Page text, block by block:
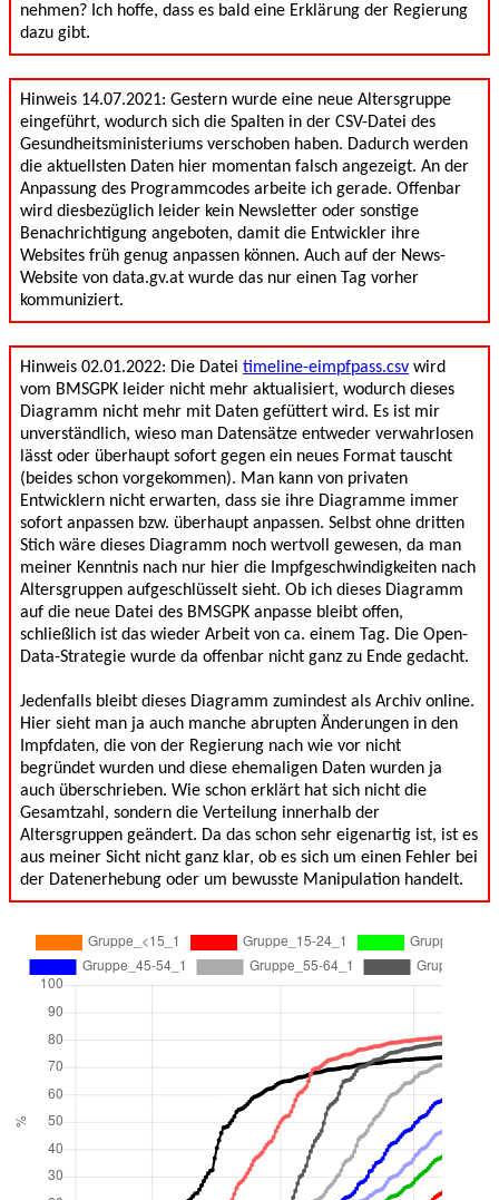
nehmen? Ich hoffe, dass es bald eine Erklärung der Regierung
dazu gibt.
Hinweis 14.07.2021: Gestern wurde eine neue Altersgruppe
eingeführt, wodurch sich die Spalten in der CSV-Datei des
Gesundheitsministeriums verschoben haben. Dadurch werden
die aktuellsten Daten hier momentan falsch angezeigt. An der
Anpassung des Programmcodes arbeite ich gerade. Offenbar
wird diesbezüglich leider kein Newsletter oder sonstige
Benachrichtigung angeboten, damit die Entwickler ihre
Websites früh genug anpassen können. Auch auf der News-
Website von data.gv.at wurde das nur einen Tag vorher
kommuniziert.
Hinweis 02.01.2022: Die Datei timeline-eimpfpass.csv wird
vom BMSGPK leider nicht mehr aktualisiert, wodurch dieses
Diagramm nicht mehr mit Daten gefüttert wird. Es ist mir
unverständlich, wieso man Datensätze entweder verwahrlosen
lässt oder überhaupt sofort gegen ein neues Format tauscht
(beides schon vorgekommen). Man kann von privaten
Entwicklern nicht erwarten, dass sie ihre Diagramme immer
sofort anpassen bzw. überhaupt anpassen. Selbst ohne dritten
Stich wäre dieses Diagramm noch wertvoll gewesen, da man
meiner Kenntnis nach nur hier die Impfgeschwindigkeiten nach
Altersgruppen aufgeschlüsselt sieht. Ob ich dieses Diagramm
auf die neue Datei des BMSGPK anpasse bleibt offen,
schließlich ist das wieder Arbeit von ca. einem Tag. Die Open-
Data-Strategie wurde da offenbar nicht ganz zu Ende gedacht.
Jedenfalls bleibt dieses Diagramm zumindest als Archiv online.
Hier sieht man ja auch manche abrupten Änderungen in den
Impfdaten, die von der Regierung nach wie vor nicht
begründet wurden und diese ehemaligen Daten wurden ja
auch überschrieben. Wie schon erklärt hat sich nicht die
Gesamtzahl, sondern die Verteilung innerhalb der
Altersgruppen geändert. Da das schon sehr eigenartig ist, ist es
aus meiner Sicht nicht ganz klar, ob es sich um einen Fehler bei
der Datenerhebung oder um bewusste Manipulation handelt.